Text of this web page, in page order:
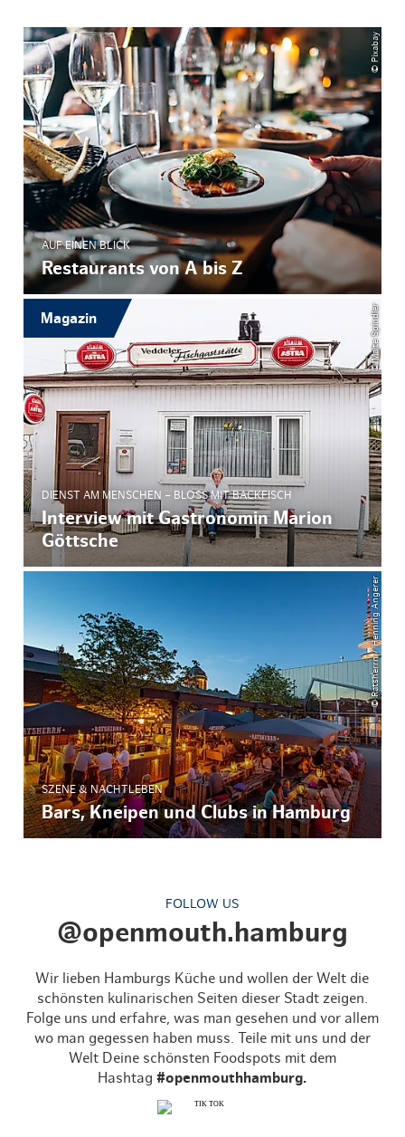
© Pixabay
AUF EINEN BLICK
Restaurants von A bis Z
© Malte Spindler
DIENST AM MENSCHEN – BLOSS MIT BACKFISCH
Interview mit Gastronomin Marion
Göttsche
Magazin
© Ratsherrn / Henning Angerer
SZENE & NACHTLEBEN
Bars, Kneipen und Clubs in Hamburg
FOLLOW US
@openmouth.hamburg
Wir lieben Hamburgs Küche und wollen der Welt die
schönsten kulinarischen Seiten dieser Stadt zeigen.
Folge uns und erfahre, was man gesehen und vor allem
wo man gegessen haben muss. Teile mit uns und der
Welt Deine schönsten Foodspots mit dem
Hashtag#openmouthhamburg.